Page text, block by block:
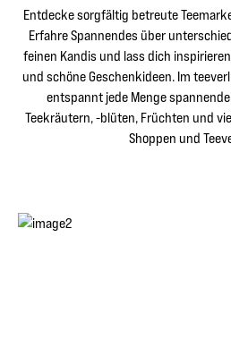
Entdecke sorgfältig betreute
Erfahre Spannendes über
feinen Kandis und lass dich
und schöne Geschenkideen. Im
entspannt jede Menge
Teekräutern, -blüten, Früchten und
Shoppen und
Angebote entdecken